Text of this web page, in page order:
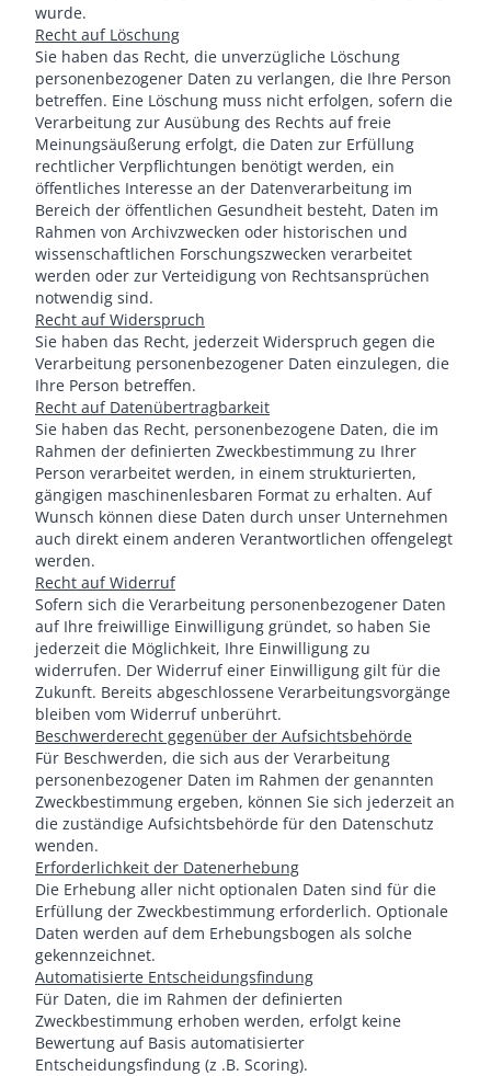
wurde.
Recht auf Löschung
Sie haben das Recht, die unverzügliche Löschung
personenbezogener Daten zu verlangen, die Ihre Person
betreffen. Eine Löschung muss nicht erfolgen, sofern die
Verarbeitung zur Ausübung des Rechts auf freie
Meinungsäußerung erfolgt, die Daten zur Erfüllung
rechtlicher Verpflichtungen benötigt werden, ein
öffentliches Interesse an der Datenverarbeitung im
Bereich der öffentlichen Gesundheit besteht, Daten im
Rahmen von Archivzwecken oder historischen und
wissenschaftlichen Forschungszwecken verarbeitet
werden oder zur Verteidigung von Rechtsansprüchen
notwendig sind.
Recht auf Widerspruch
Sie haben das Recht, jederzeit Widerspruch gegen die
Verarbeitung personenbezogener Daten einzulegen, die
Ihre Person betreffen.
Recht auf Datenübertragbarkeit
Sie haben das Recht, personenbezogene Daten, die im
Rahmen der definierten Zweckbestimmung zu Ihrer
Person verarbeitet werden, in einem strukturierten,
gängigen maschinenlesbaren Format zu erhalten. Auf
Wunsch können diese Daten durch unser Unternehmen
auch direkt einem anderen Verantwortlichen offengelegt
werden.
Recht auf Widerruf
Sofern sich die Verarbeitung personenbezogener Daten
auf Ihre freiwillige Einwilligung gründet, so haben Sie
jederzeit die Möglichkeit, Ihre Einwilligung zu
widerrufen. Der Widerruf einer Einwilligung gilt für die
Zukunft. Bereits abgeschlossene Verarbeitungsvorgänge
bleiben vom Widerruf unberührt.
Beschwerderecht gegenüber der Aufsichtsbehörde
Für Beschwerden, die sich aus der Verarbeitung
personenbezogener Daten im Rahmen der genannten
Zweckbestimmung ergeben, können Sie sich jederzeit an
die zuständige Aufsichtsbehörde für den Datenschutz
wenden.
Erforderlichkeit der Datenerhebung
Die Erhebung aller nicht optionalen Daten sind für die
Erfüllung der Zweckbestimmung erforderlich. Optionale
Daten werden auf dem Erhebungsbogen als solche
gekennzeichnet.
Automatisierte Entscheidungsfindung
Für Daten, die im Rahmen der definierten
Zweckbestimmung erhoben werden, erfolgt keine
Bewertung auf Basis automatisierter
Entscheidungsfindung (z .B. Scoring).